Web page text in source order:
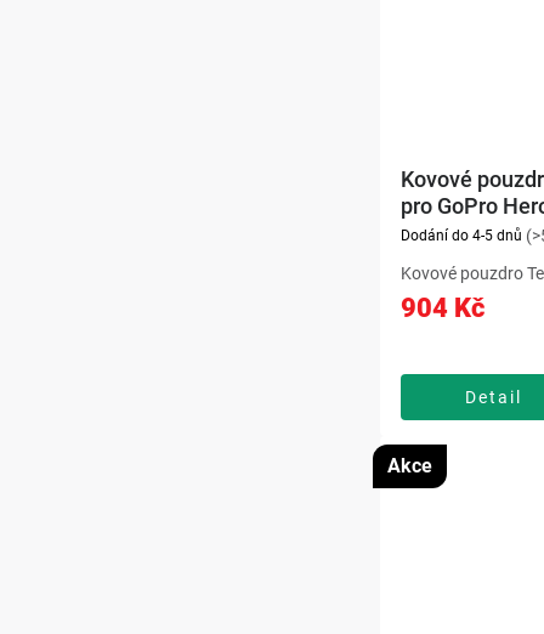
Kovové
pro GoPro
Dodání do 4-5 dnů
904 Kč
Detail
Kovové pouzdro
GoPro Hero 13
ochranu díky
Hero 9–13.
pro baterii
Akce